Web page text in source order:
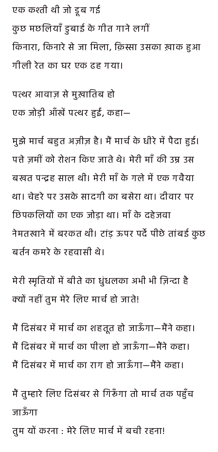
एक कश्ती थी जो डूब गई
कुछ मछलियाँ डुबाई के गीत गाने लगीं
किनारा, किनारे से जा मिला, क़िस्सा उसका ख़ाक हुआ
गीली रेत का घर एक ढह गया।
पत्थर आवाज़ से मुख़ातिब हो
एक जोड़ी आँखें पत्थर हुईं, कहा—
मुझे मार्च बहुत अज़ीज़ है। मैं मार्च के धीरे में पैदा हुई।
पत्ते ज़मीं को रोशन किए जाते थे। मेरी माँ की उम्र उस
बखत पन्द्रह साल थी। मेरी माँ के गले में एक गवैया
था। चेहरे पर उसके सादगी का बसेरा था। दीवार पर
छिपकलियों का एक जोड़ा था। माँ के दहेजवा
नेमतखाने में बरकत थी। टांड़ ऊपर पर्दे पीछे तांबई कुछ
बर्तन कमरे के रहवासी थे।
मेरी स्मृतियों में बीते का धुंधलका अभी भी ज़िन्दा है
क्यों नहीं तुम मेरे लिए मार्च हो जाते!
मैं दिसंबर में मार्च का शहतूत हो जाऊँगा—मैंने कहा।
मैं दिसंबर में मार्च का पीला हो जाऊँगा—मैंने कहा।
मैं दिसंबर में मार्च का राग हो जाऊँगा—मैंने कहा।
मैं तुम्हारे लिए दिसंबर से गिरूँगा तो मार्च तक पहुँच
जाऊँगा
तुम यों करना : मेरे लिए मार्च में बची रहना!